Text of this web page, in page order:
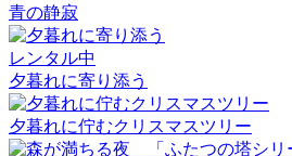
青の静寂
レンタル中
夕暮れに寄り添う
夕暮れに佇むクリスマスツリー